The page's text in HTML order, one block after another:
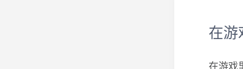
在游
在游戏